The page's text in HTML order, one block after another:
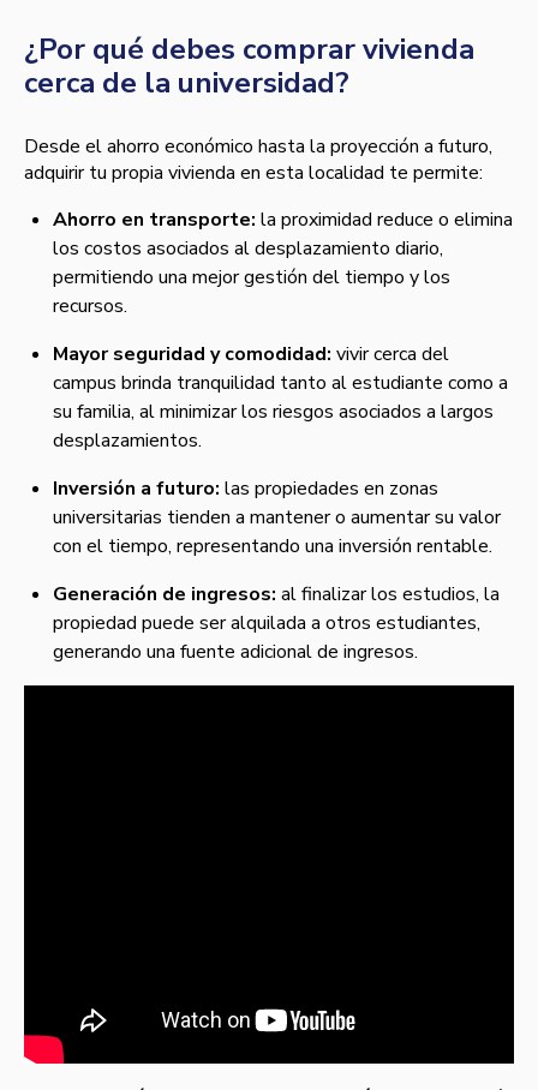
¿Por qué debes comprar vivienda
cerca de la universidad?
Desde el ahorro económico hasta la proyección a futuro,
adquirir tu propia vivienda en esta localidad te permite:
Ahorro en transporte: la proximidad reduce o elimina
los costos asociados al desplazamiento diario,
permitiendo una mejor gestión del tiempo y los
recursos.
Mayor seguridad y comodidad: vivir cerca del
campus brinda tranquilidad tanto al estudiante como a
su familia, al minimizar los riesgos asociados a largos
desplazamientos.
Inversión a futuro: las propiedades en zonas
universitarias tienden a mantener o aumentar su valor
con el tiempo, representando una inversión rentable.
Generación de ingresos: al finalizar los estudios, la
propiedad puede ser alquilada a otros estudiantes,
generando una fuente adicional de ingresos.